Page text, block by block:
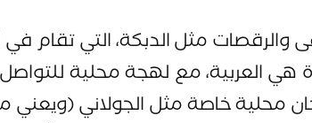
والرقصات مثل الدبكة، التي تقام
هي العربية، مع لهجة محلية
محلية خاصة مثل الجولاني (ويعني